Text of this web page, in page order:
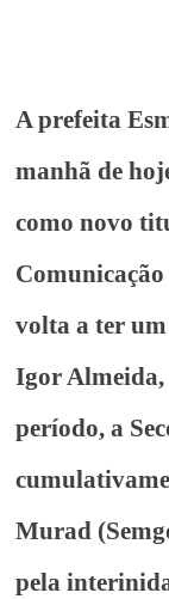
A prefeita
manhã de
como novo
Comunicação
volta a ter um
Igor Almeida,
período, a
Murad
pela